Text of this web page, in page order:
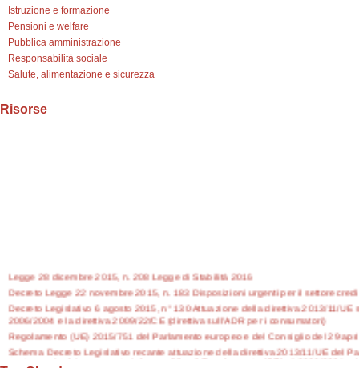
Istruzione e formazione
Pensioni e welfare
Pubblica amministrazione
Responsabilità sociale
Salute, alimentazione e sicurezza
Risorse
Legge 28 dicembre 2015, n. 208 Legge di Stabilità 2016
Decreto Legge 22 novembre 2015, n. 183 Disposizioni urgenti per il settore
Decreto Legislativo 6 agosto 2015, n° 130 Attuazione della direttiva 2013/11/
2006/2004 e la direttiva 2009/22/CE (direttiva sull'ADR per i consumatori)
Regolamento (UE) 2015/751 del Parlamento europeo e del Consiglio del 29
Schema Decreto Legislativo recante attuazione della direttiva 2013/11/UE del
controversie dei consumatori che modifica il Regolamento (CE) n° 2006/2004